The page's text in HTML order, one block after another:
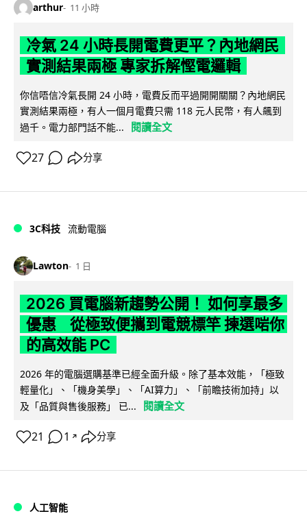
arthur 11 小時
冷氣 24 小時長開電費更平？內地網民
實測結果兩極 專家拆解慳電邏輯
你信唔信冷氣長開 24 小時，電費反而平過開開關關？內地網民
實測結果兩極，有人一個月電費只需 118 元人民幣，有人飆到
過千。電力部門話不能...
閱讀全文
27 分享
3C科技 流動電腦
Lawton 1 日
2026 買電腦新趨勢公開！ 如何享最多
優惠 從極致便攜到電競標竿 揀選啱你
的高效能 PC
2026 年的電腦選購基準已經全面升級。除了基本效能，「極致
輕量化」、「機身美學」、「AI算力」、「前瞻技術加持」以
及「品質與售後服務」 已...
閱讀全文
21 1 ↗ 分享
人工智能